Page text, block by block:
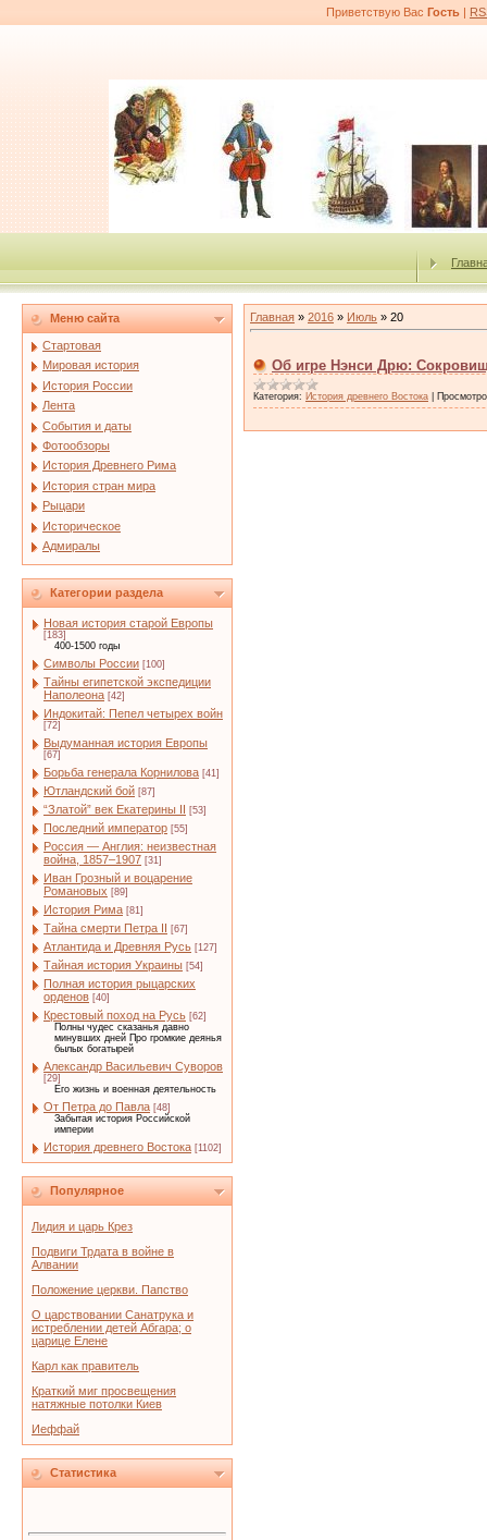
Приветствую Вас Гость |
Меню сайта
Стартовая
Мировая история
История России
Лента
События и даты
Фотообзоры
История Древнего Рима
История стран мира
Рыцари
Историческое
Адмиралы
Категории раздела
Новая история старой Европы
[183]
400-1500 годы
Символы России [100]
Тайны египетской экспедиции
Наполеона [42]
Индокитай: Пепел четырех войн
[72]
Выдуманная история Европы
[67]
Борьба генерала Корнилова [41]
Ютландский бой [87]
“Златой” век Екатерины II [53]
Последний император [55]
Россия — Англия: неизвестная
война, 1857–1907 [31]
Иван Грозный и воцарение
Романовых [89]
История Рима [81]
Тайна смерти Петра II [67]
Атлантида и Древняя Русь [127]
Тайная история Украины [54]
Полная история рыцарских
орденов [40]
Крестовый поход на Русь [62]
Полны чудес сказанья давно
минувших дней Про громкие деянья
былых богатырей
Александр Васильевич Суворов
[29]
Его жизнь и военная деятельность
От Петра до Павла [48]
Забытая история Российской
империи
История древнего Востока [1102]
Популярное
Лидия и царь Крез
Подвиги Трдата в войне в
Алвании
Положение церкви. Папство
О царствовании Санатрука и
истреблении детей Абгара; о
царице Елене
Карл как правитель
Краткий миг просвещения
натяжные потолки Киев
Иеффай
Статистика
Главная » 2016 » Июль » 20
Об игре Нэнси Дрю:
Категория: История древнего Востока